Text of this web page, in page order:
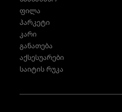
ფილა
პარკეტი
კარი
განათება
აქსესუარები
საიტის რუკა